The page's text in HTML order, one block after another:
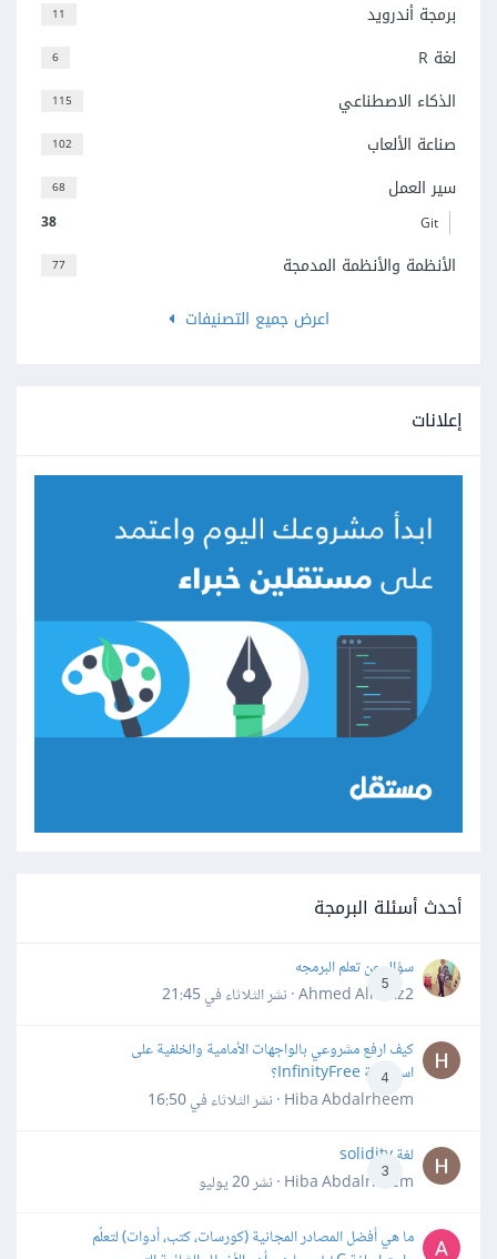
11 برمجة أندرويد
6 لغة R
115 الذكاء الاصطناعي
102 صناعة الألعاب
68 سير العمل
38 Git
77
الأنظمة والأنظمة المدمجة
اعرض جميع التصنيفات
إعلانات
أحدث أسئلة البرمجة
5
سؤال عن تعلم البرمجه
Ahmed Alhafiz2 · نشر
الثلاثاء في 21:45
4
كيف ارفع مشروعي بالواجهات الأمامية والخلفية على
استضافة InfinityFree؟
Hiba Abdalrheem · نشر
الثلاثاء في 16:50
3
لغة solidity
Hiba Abdalrheem · نشر
20 يوليو
ما هي أفضل المصادر المجانية (كورسات، كتب، أدوات) لتعلّم